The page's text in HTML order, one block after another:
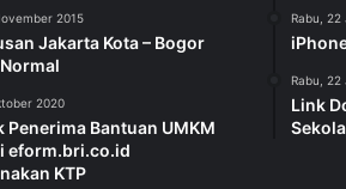
2015
Jakarta Kota – Bogor
2020
Penerima Bantuan UMKM
eform.bri.co.id
KTP
Rabu, 22
Rabu, 22
Link